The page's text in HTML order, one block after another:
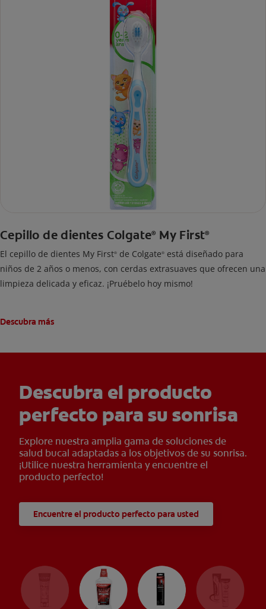
Cepillo de dientes Colgate® My First®
El cepillo de dientes My First® de Colgate® está diseñado para
niños de 2 años o menos, con cerdas extrasuaves que ofrecen una
limpieza delicada y eficaz. ¡Pruébelo hoy mismo!
Descubra más
Descubra el producto
perfecto para su sonrisa
Explore nuestra amplia gama de soluciones de
salud bucal adaptadas a los objetivos de su sonrisa.
¡Utilice nuestra herramienta y encuentre el
producto perfecto!
Encuentre el producto perfecto para usted